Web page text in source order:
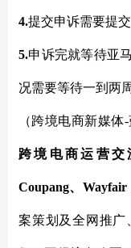
4.提交申诉需要提
5.申诉完就等待亚
况需要等待一到两
（跨境电商新媒体
跨境电商运营交
Coupang、
案策划及全网推广